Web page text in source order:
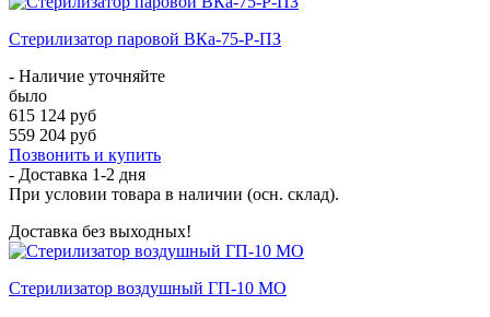
Стерилизатор паровой ВКа-75-Р-ПЗ
- Наличие уточняйте
было
615 124 руб
559 204 руб
Позвонить и купить
- Доставка 1-2 дня
При условии товара в наличии (осн. склад).
Доставка без выходных!
Стерилизатор воздушный ГП-10 МО